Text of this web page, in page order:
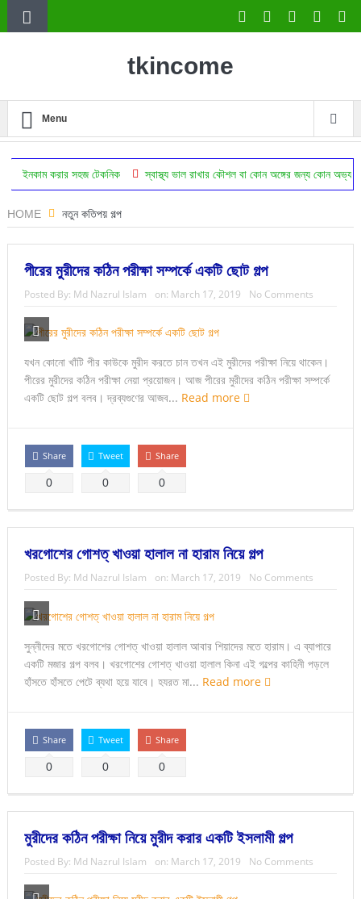
tkincome
Menu
সহজ টেকনিক স্বাস্থ্য ভাল রাখার কৌশল বা কোন অঙ্গের জন্য কোন অভ্যাস উপকারি
HOME নতুন কতিপয় গল্প
পীরের মুরীদের কঠিন পরীক্ষা সম্পর্কে একটি ছোট গল্প
Posted By: Md Nazrul Islam on: March 17, 2019 No Comments
যখন কোনো খাঁটি পীর কাউকে মুরীদ করতে চান তখন এই মুরীদের পরীক্ষা নিয়ে থাকেন।
পীরের মুরীদের কঠিন পরীক্ষা নেয়া প্রয়োজন। আজ পীরের মুরীদের কঠিন পরীক্ষা সম্পর্কে
একটি ছোট গল্প বলব। দ্রব্যগুণের আজব... Read more
Share
0
Tweet
0
Share
0
খরগোশের গোশত্ খাওয়া হালাল না হারাম নিয়ে গল্প
Posted By: Md Nazrul Islam on: March 17, 2019 No Comments
সুন্নীদের মতে খরগোশের গোশত্ খাওয়া হালাল আবার শিয়াদের মতে হারাম। এ ব্যাপারে
একটি মজার গল্প বলব। খরগোশের গোশত্ খাওয়া হালাল কিনা এই গল্পের কাহিনী পড়লে
হাঁসতে হাঁসতে পেটে ব্যথা হয়ে যাবে। হযরত মা... Read more
Share
0
Tweet
0
Share
0
মুরীদের কঠিন পরীক্ষা নিয়ে মুরীদ করার একটি ইসলামী গল্প
Posted By: Md Nazrul Islam on: March 17, 2019 No Comments